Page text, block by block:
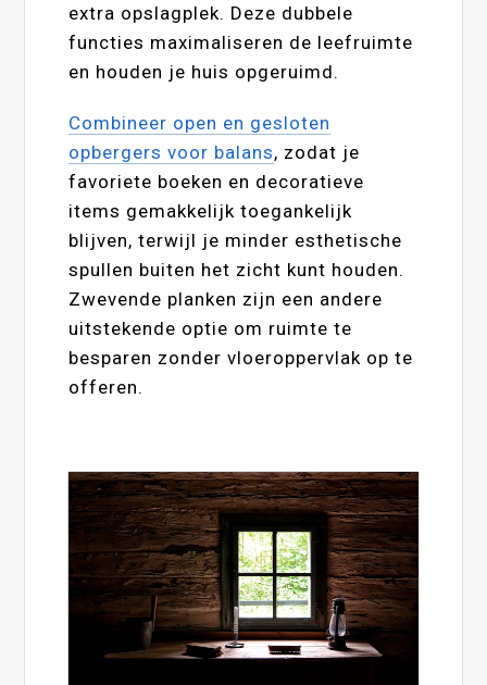
extra opslagplek. Deze dubbele
functies maximaliseren de leefruimte
en houden je huis opgeruimd.
Combineer open en gesloten
opbergers voor balans, zodat je
favoriete boeken en decoratieve
items gemakkelijk toegankelijk
blijven, terwijl je minder esthetische
spullen buiten het zicht kunt houden.
Zwevende planken zijn een andere
uitstekende optie om ruimte te
besparen zonder vloeroppervlak op te
offeren.